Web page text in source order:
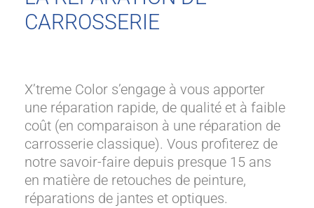
CARROSSERIE
X’treme Color s’engage à vous apporter
une réparation rapide, de qualité et à faible
coût (en comparaison à une réparation de
carrosserie classique). Vous profiterez de
notre savoir-faire depuis presque 15 ans
en matière de retouches de peinture,
réparations de jantes et optiques.